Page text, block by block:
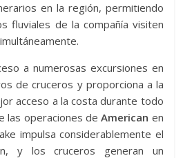
en la región, permitiendo
fluviales de la compañía visiten
a numerosas excursiones en
de cruceros y proporciona a la
acceso a la costa durante todo
las operaciones deAmerican en
impulsa considerablemente el
y los cruceros generan un